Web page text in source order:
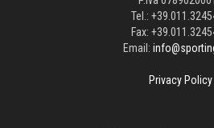
Tel.:
Fax:
Email:
Privacy Policy